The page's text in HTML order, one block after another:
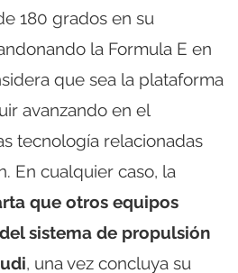
180 grados en su
la Formula E en
que sea la plataforma
avanzando en el
tecnología relacionadas
En cualquier caso, la
que otros equipos
sistema de propulsión
, una vez concluya su